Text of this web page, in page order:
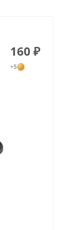
160 ₽
+5